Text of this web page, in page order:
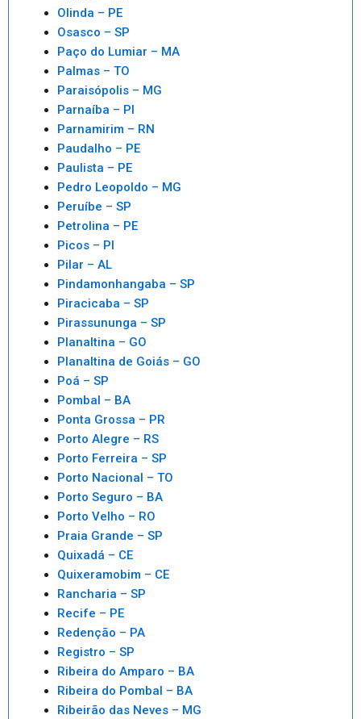
Olinda – PE
Osasco – SP
Paço do Lumiar – MA
Palmas – TO
Paraisópolis – MG
Parnaíba – PI
Parnamirim – RN
Paudalho – PE
Paulista – PE
Pedro Leopoldo – MG
Peruíbe – SP
Petrolina – PE
Picos – PI
Pilar – AL
Pindamonhangaba – SP
Piracicaba – SP
Pirassununga – SP
Planaltina – GO
Planaltina de Goiás – GO
Poá – SP
Pombal – BA
Ponta Grossa – PR
Porto Alegre – RS
Porto Ferreira – SP
Porto Nacional – TO
Porto Seguro – BA
Porto Velho – RO
Praia Grande – SP
Quixadá – CE
Quixeramobim – CE
Rancharia – SP
Recife – PE
Redenção – PA
Registro – SP
Ribeira do Amparo – BA
Ribeira do Pombal – BA
Ribeirão das Neves – MG